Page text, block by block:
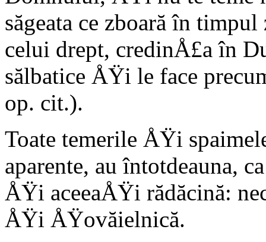
săgeata ce zboară în
celui drept, credinÅ£a în
sălbatice ÅŸi le face
op. cit.).
Toate temerile ÅŸi
aparente, au întotdeauna,
ÅŸi aceeaÅŸi rădăcină:
ÅŸi ÅŸovăielnică.